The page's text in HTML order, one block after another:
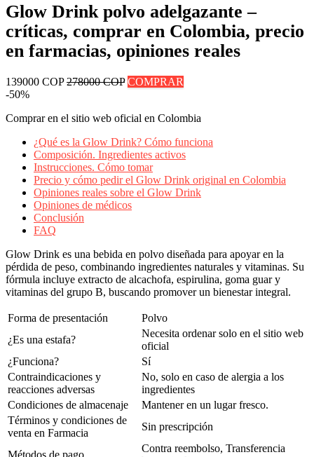
Glow Drink polvo adelgazante –
críticas, comprar en Colombia, precio
en farmacias, opiniones reales
139000 COP 278000 COP COMPRAR
-50%
Comprar en el sitio web oficial en Colombia
¿Qué es la Glow Drink? Cómo funciona
Composición. Ingredientes activos
Instrucciones. Cómo tomar
Precio y cómo pedir el Glow Drink original en Colombia
Opiniones reales sobre el Glow Drink
Opiniones de médicos
Conclusión
FAQ
Glow Drink es una bebida en polvo diseñada para apoyar en la
pérdida de peso, combinando ingredientes naturales y vitaminas. Su
fórmula incluye extracto de alcachofa, espirulina, goma guar y
vitaminas del grupo B, buscando promover un bienestar integral.
Forma de presentación
Polvo
¿Es una estafa?
Necesita ordenar solo en el sitio web
oficial
¿Funciona?
Sí
Contraindicaciones y
reacciones adversas
No, solo en caso de alergia a los
ingredientes
Condiciones de almacenaje
Mantener en un lugar fresco.
Términos y condiciones de
venta en Farmacia
Sin prescripción
Contra reembolso, Transferencia